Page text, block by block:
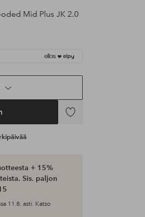
Mid Plus JK 2.0
Lisää
+ 15%
Sis. paljon
11.8. asti. Katso